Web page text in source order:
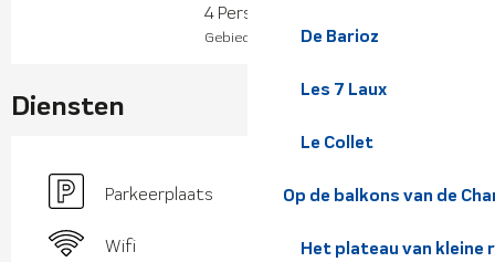
De Barioz
Les 7 Laux
Le Collet
Op de balkons van de
Het plateau van kleine
4 Personen
Gebied : 35 m
Diensten
Parkeerplaats
Wifi